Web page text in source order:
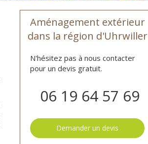
Aménagement extérieur
dans la région d'Uhrwiller
N'hésitez pas à nous contacter
pour un devis gratuit.
06 19 64 57 69
Demander un devis